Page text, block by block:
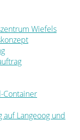
Wiefels
Container
Langeoog und